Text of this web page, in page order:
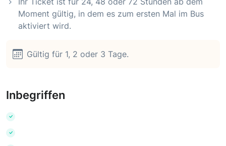
Moment gültig, in dem es zum ersten Mal im Bus
aktiviert wird.
Gültig für 1, 2 oder 3 Tage.
Inbegriffen